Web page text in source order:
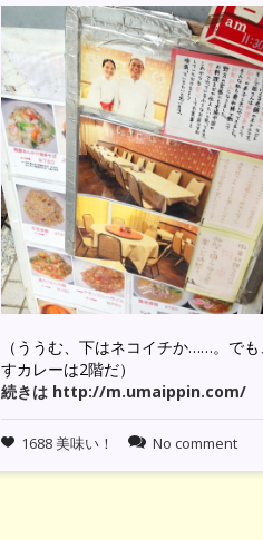
（ううむ、下はネコイチか……。で
すカレーは2階だ）
続きは http://m.umaippin.com/
1688 美味い！ No comment